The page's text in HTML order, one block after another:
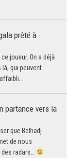
prêté à
joueur. On a déjà
qui peuvent
partance vers la
que Belhadj
de nous
radars...